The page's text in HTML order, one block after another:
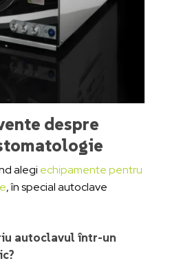
despre
alegi echipamente pentru
, în special autoclave
autoclavul într-un